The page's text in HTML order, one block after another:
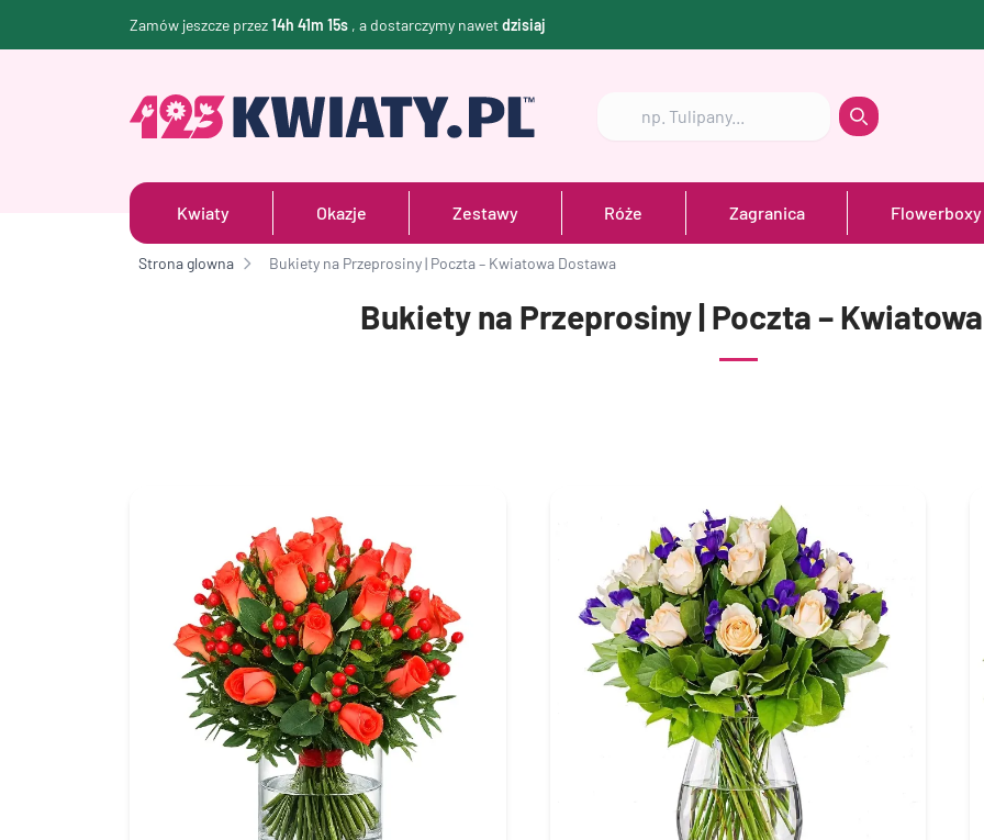
Zamów jeszcze przez14h 41m 14s , a dostarczymy nawetdzisiaj
Szukaj Szukaj
Kwiaty Okazje Zestawy Róże Zagranica Flowerboxy
Strona glowna Bukiety na Przeprosiny | Poczta – Kwiatowa Dostawa
Bukiety na Przeprosiny | Poczta –